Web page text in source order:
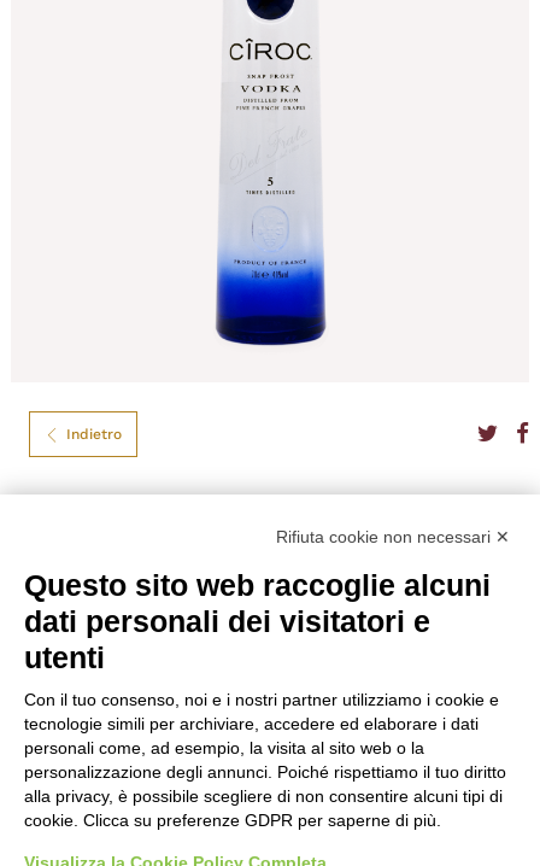
Indietro
CIROK VODKA CL.70
CÎROC Ultra-Premium Vodka proviene da pregiate uve francesi, distillate
cinque volte nella storica distilleria di Chevanceaux nel sud della Francia.
La Vodka Ultra-Premium CÎROC è senza glutine.
Formato
Tipo
Vodka
Nazione
Francia
€36,00
Rifiuta cookie non necessari ✕
Questo sito web raccoglie alcuni
dati personali dei visitatori e
utenti
Con il tuo consenso, noi e i nostri partner utilizziamo i cookie e
tecnologie simili per archiviare, accedere ed elaborare i dati
personali come, ad esempio, la visita al sito web o la
personalizzazione degli annunci. Poiché rispettiamo il tuo diritto
alla privacy, è possibile scegliere di non consentire alcuni tipi di
cookie. Clicca su preferenze GDPR per saperne di più.